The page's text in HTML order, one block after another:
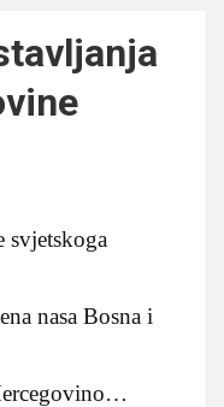
svjetskoga
nasa Bosna i